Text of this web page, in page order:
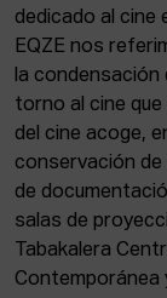
dedicado al cine
EQZE nos
la
torno al cine
del cine acoge,
conservación
de
salas de
Tabakalera
Contemporánea